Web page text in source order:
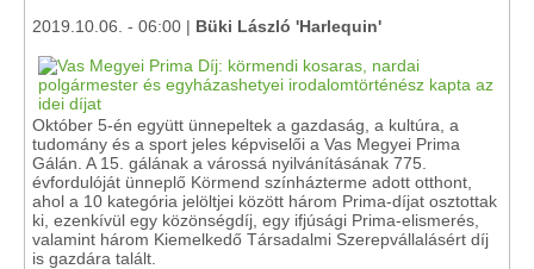
2019.10.06. - 06:00 | Büki László 'Harlequin'
Október 5-én együtt ünnepeltek a gazdaság, a kultúra, a
tudomány és a sport jeles képviselői a Vas Megyei Prima
Gálán. A 15. gálának a várossá nyilvánításának 775.
évfordulóját ünneplő Körmend színházterme adott otthont,
ahol a 10 kategória jelöltjei között három Prima-díjat osztottak
ki, ezenkívül egy közönségdíj, egy ifjúsági Prima-elismerés,
valamint három Kiemelkedő Társadalmi Szerepvállalásért díj
is gazdára talált.